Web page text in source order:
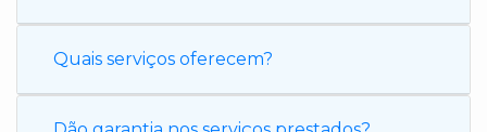
Quais serviços oferecem?